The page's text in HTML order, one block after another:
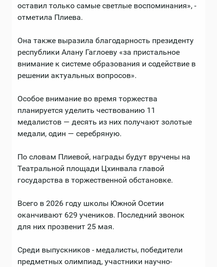
оставил только самые светлые воспоминания», -
отметила Плиева.
Она также выразила благодарность президенту
республики Алану Гаглоеву «за пристальное
внимание к системе образования и содействие в
решении актуальных вопросов».
Особое внимание во время торжества
планируется уделить чествованию 11
медалистов — десять из них получают золотые
медали, один — серебряную.
По словам Плиевой, награды будут вручены на
Театральной площади Цхинвала главой
государства в торжественной обстановке.
Всего в 2026 году школы Южной Осетии
оканчивают 629 учеников. Последний звонок
для них прозвенит 25 мая.
Среди выпускников - медалисты, победители
предметных олимпиад, участники научно-